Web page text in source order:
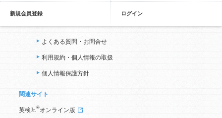
新規会員登録 ログイン
よくある質問・お問合せ
利用規約・個人情報の取扱
個人情報保護方針
関連サイト
英検Jr. ®オンライン版